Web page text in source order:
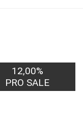
12,00%
PRO SALE